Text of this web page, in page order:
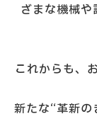
ざまな機械
これからも、
新たな“革新の